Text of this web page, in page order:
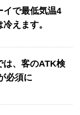
イで最低気温4
えます。
は、客のATK検
必須に